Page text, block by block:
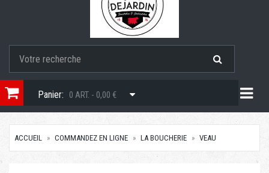
Panier: 0 ART. - 0,00 €
ACCUEIL COMMANDEZ EN LIGNE LA BOUCHERIE VEAU